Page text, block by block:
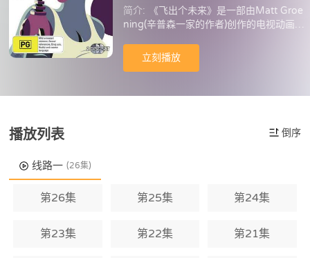
简介:
《飞出个未来》是一部由Matt Groe
ning(辛普森一家的作者)创作的电视动画。
奖等殊荣，IMDB评分高达9.2。该剧讲述
了Philip J Fry，一位20世纪的年轻人在31
5岁的纽约懒虫，作为一名比萨饼送货员，
立刻播放
播放列表 倒序
线路一 (26集)
第26集 第25集 第24集
第23集 第22集 第21集